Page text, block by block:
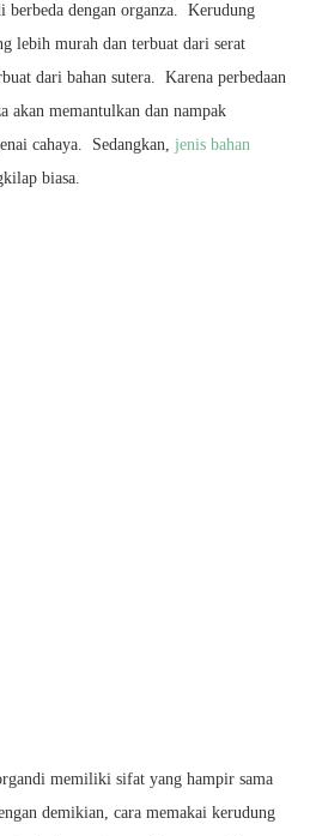
berbeda dengan organza. Kerudung
lebih murah dan terbuat dari serat
dari bahan sutera. Karena perbedaan
akan memantulkan dan nampak
cahaya. Sedangkan, jenis bahan
biasa.
memiliki sifat yang hampir sama
demikian, cara memakai kerudung